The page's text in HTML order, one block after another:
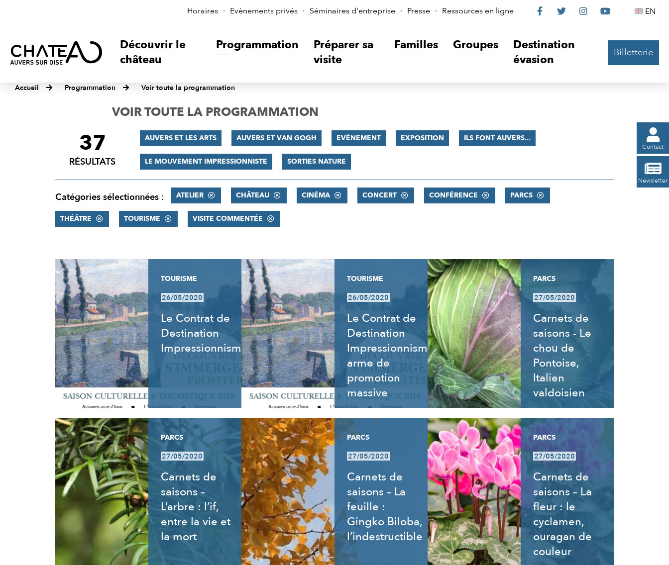
Horaires Evènements privés Séminaires d'entreprise Presse Ressources en ligne
Le
sur

Le

Le

Le
 EN
Découvrir le
château
Programmation
Préparer sa
visite
Familles Groupes
Destination
évasion
Billetterie
Accueil Programmation Voir toute la programmation

Contact

Newsletter
VOIR TOUTE LA PROGRAMMATION
FILTRER
RÉSULTATS
37
RÉSULTATS
AUVERS ET LES ARTS AUVERS ET VAN GOGH EVÈNEMENT EXPOSITION ILS FONT AUVERS...
LE MOUVEMENT IMPRESSIONNISTE SORTIES NATURE
Catégories sélectionnées : ATELIER CHÂTEAU CINÉMA CONCERT CONFÉRENCE PARCS
THÉÂTRE TOURISME VISITE COMMENTÉE
RÉSULTATS
TOURISME
26/05/2020
Le Contrat de
Destination
Impressionnisme
TOURISME
26/05/2020
Le Contrat de
Destination
Impressionnisme,
arme de
promotion
massive
PARCS
27/05/2020
Carnets de
saisons - Le
chou de
Pontoise,
Italien
valdoisien
PARCS
27/05/2020
Carnets de
saisons –
L’arbre : l’if,
entre la vie et
la mort
PARCS
27/05/2020
Carnets de
saisons – La
feuille :
Gingko Biloba,
l’indestructible
PARCS
27/05/2020
Carnets de
saisons – La
fleur : le
cyclamen,
ouragan de
couleur